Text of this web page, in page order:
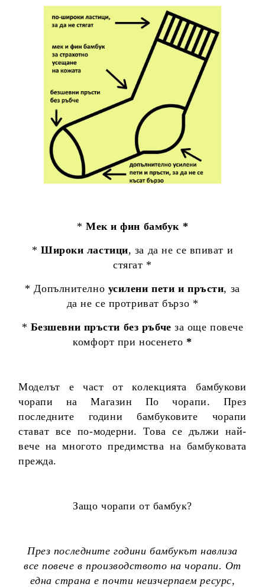
*Мек и фин бамбук *
* Широки ластици, за да не се впиват и
стягат *
* Допълнително усилени пети и пръсти, за
да не се протриват бързо *
* Безшевни пръсти без ръбчеза още повече
комфорт при носенето *
Моделът е част от колекцията бамбукови
чорапи на Магазин По чорапи. През
последните години бамбуковите чорапи
стават все по-модерни. Това се дължи най-
вече на многото предимства на бамбуковата
прежда.
Защо чорапи от бамбук?
През последните години бамбукът навлиза
все повече в производството на чорапи. От
една страна е почти неизчерпаем ресурс,